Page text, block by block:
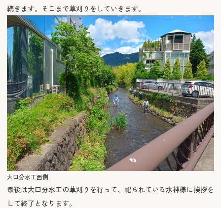
続きます。そこまで草刈りをしていきます。
大口分水工西側
最後は大口分水工の草刈りを行って、祀られている水神様に挨拶を
して終了となります。